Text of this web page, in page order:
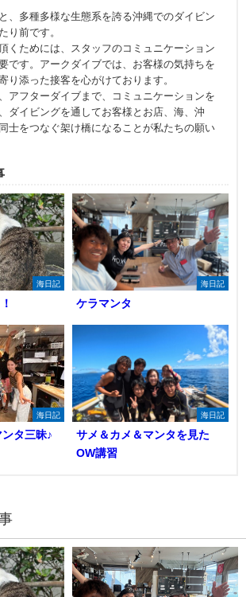
、多種多様な生態系を誇る沖縄でのダイビン
り前です。
くためには、スタッフのコミュニケーション
です。アークダイブでは、お客様の気持ちを
り添った接客を心がけております。
アフターダイブまで、コミュニケーションを
ダイビングを通してお客様とお店、海、沖
士をつなぐ架け橋になることが私たちの願い
海日記 海日記
ケラマンタ
海日記
タ三昧♪
海日記
サメ＆カメ＆マンタを見た
OW講習